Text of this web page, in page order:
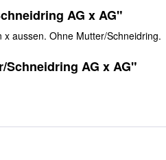
AG x AG"
aussen. Ohne Mutter/Schneidring.
AG x AG"